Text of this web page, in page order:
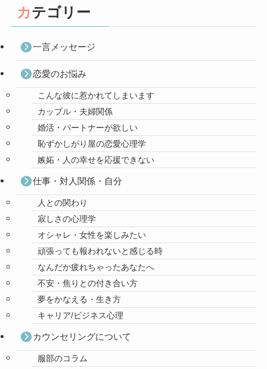
カテゴリー
一言メッセージ
恋愛のお悩み
こんな彼に惹かれてしまいます
カップル・夫婦関係
婚活・パートナーが欲しい
恥ずかしがり屋の恋愛心理学
嫉妬・人の幸せを応援できない
仕事・対人関係・自分
人との関わり
寂しさの心理学
オシャレ・女性を楽しみたい
頑張っても報われないと感じる時
なんだか疲れちゃったあなたへ
不安・焦りとの付き合い方
夢をかなえる・生き方
キャリア/ビジネス心理
カウンセリングについて
服部のコラム